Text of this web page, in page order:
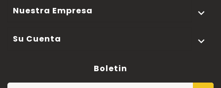
Nuestra Empresa 
Su Cuenta 
Boletin